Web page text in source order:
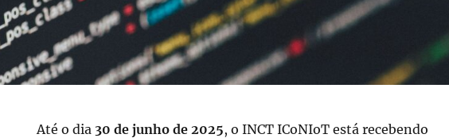
Até o dia 30 de junho de 2025, o INCT ICoNIoT está recebendo